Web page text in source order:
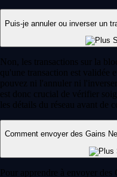
Puis-je annuler ou inverser un
Non, les transactions sur la
qu'une transaction est validée
pouvez ni l'annuler ni
est donc crucial de vérifier
les détails du réseau avant de
Comment envoyer des Gains
Pour apprendre à envoyer